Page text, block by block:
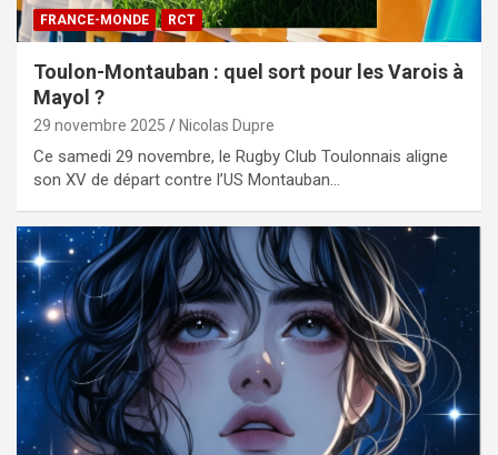
FRANCE-MONDE RCT
Toulon-Montauban : quel sort pour les Varois à
Mayol ?
29 novembre 2025 Nicolas Dupre
Ce samedi 29 novembre, le Rugby Club Toulonnais aligne
son XV de départ contre l’US Montauban…